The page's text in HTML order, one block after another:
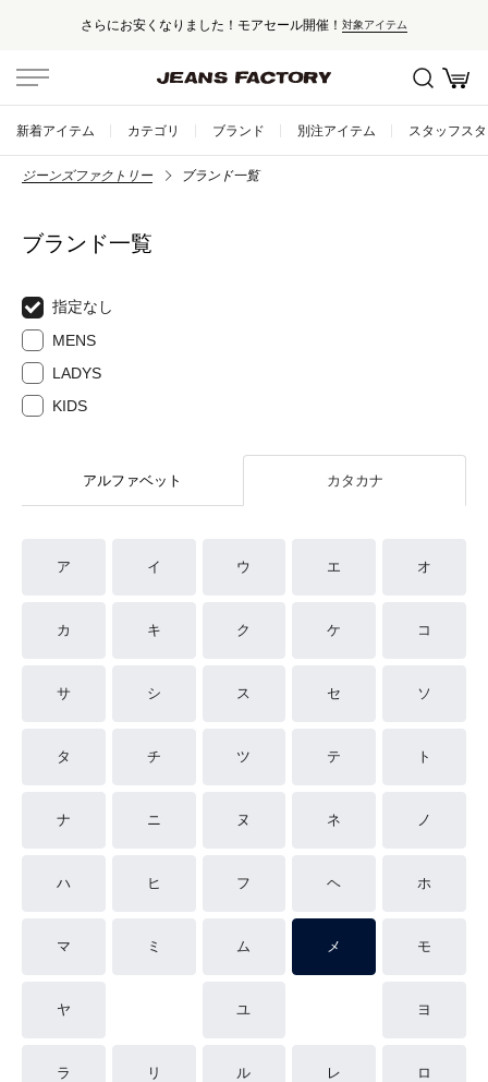
さらにお安くなりました！モアセール開催！ 対象アイテム
新着アイテム カテゴリ ブランド 別注アイテム スタッフス
ジーンズファクトリー ブランド一覧
ブランド一覧
指定なし
MENS
LADYS
KIDS
アルファベット カタカナ
ア イ ウ エ オ
カ キ ク ケ コ
サ シ ス セ ソ
タ チ ツ テ ト
ナ ニ ヌ ネ ノ
ハ ヒ フ ヘ ホ
マ ミ ム メ モ
ヤ ユ ヨ
ラ リ ル レ ロ